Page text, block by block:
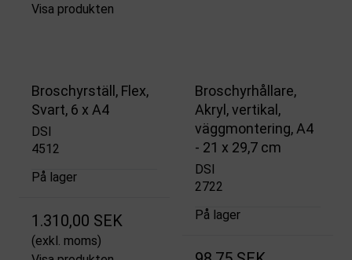
Visa produkten
Broschyrställ, Flex,
Svart, 6 x A4
DSI
4512
På lager
1.310,00 SEK
(exkl. moms)
Broschyrhållare,
Akryl, vertikal,
väggmontering, A4
- 21 x 29,7 cm
DSI
2722
På lager